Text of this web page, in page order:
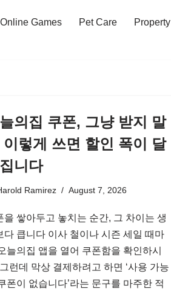
Online Games Pet Care
Property
의집 쿠폰, 그냥 받지 말
이렇게 쓰면 할인 폭이 달
니다
Ramirez August 7, 2026
을 쌓아두고 놓치는 순간, 그 차이는 생
다 큽니다 이사 철이나 시즌 세일 때마
늘의집 앱을 열어 쿠폰함을 확인하시
런데 막상 결제하려고 하면 ‘사용 가능
폰이 없습니다’라는 문구를 마주한 적